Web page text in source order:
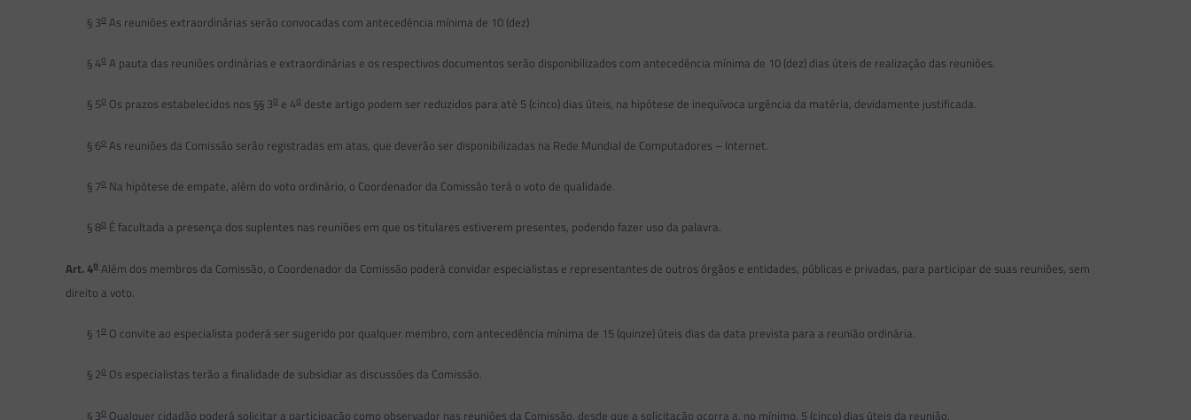
§ 3o As reuniões extraordinárias serão convocadas com antecedência mínima de 10 (dez)
§ 4o A pauta das reuniões ordinárias e extraordinárias e os respectivos documentos serão disponibilizados com antecedência mínima de 10 (dez) dias úteis de realização das reuniões.
§ 5o Os prazos estabelecidos nos §§ 3o e 4o deste artigo podem ser reduzidos para até 5 (cinco) dias úteis, na hipótese de inequívoca urgência da matéria, devidamente justificada.
§ 6o As reuniões da Comissão serão registradas em atas, que deverão ser disponibilizadas na Rede Mundial de Computadores – Internet.
§ 7o Na hipótese de empate, além do voto ordinário, o Coordenador da Comissão terá o voto de qualidade.
§ 8o É facultada a presença dos suplentes nas reuniões em que os titulares estiverem presentes, podendo fazer uso da palavra.
Art. 4o Além dos membros da Comissão, o Coordenador da Comissão poderá convidar especialistas e representantes de outros órgãos e entidades, públicas e privadas, para participar de suas reuniões, sem
direito a voto.
§ 1o O convite ao especialista poderá ser sugerido por qualquer membro, com antecedência mínima de 15 (quinze) úteis dias da data prevista para a reunião ordinária.
§ 2o Os especialistas terão a finalidade de subsidiar as discussões da Comissão.
§ 3o Qualquer cidadão poderá solicitar a participação como observador nas reuniões da Comissão, desde que a solicitação ocorra a, no mínimo, 5 (cinco) dias úteis da reunião.